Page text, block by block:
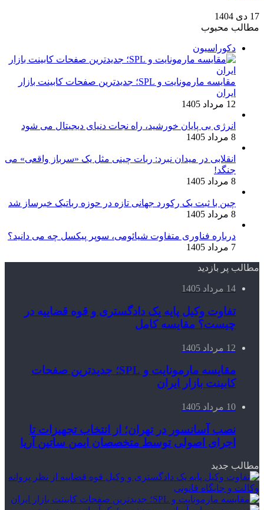
17 دی 1404
مطالب محبوب
دکوراسیون
مقایسه مارمونایت و SPL؛ جدیدترین صفحات کابینت بازار
ایران
12 مرداد 1405
انرژی بی‌ پایان خورشید، راه نجات دنیای دیجیتال می شود
8 مرداد 1405
انقلابی در میدان نبرد: ربات چینی مثل یک «سرباز واقعی» می‌
جنگد!
8 مرداد 1405
چین با ثبت یک رکورد جهانی تازه در حوزه رباتیک خبرساز شد
8 مرداد 1405
درباره فناوری متفاوت شیائومی، سوپر پیکسل چه می دانید؟
7 مرداد 1405
مطالب پر بازدید
14 مرداد 1405
تفاوت وکیل پایه یک دادگستری و قوه قضاییه در
چیست؟ مقایسه کامل
12 مرداد 1405
مقایسه مارمونایت و SPL؛ جدیدترین صفحات
کابینت بازار ایران
10 مرداد 1405
نصب آسانسور در تهران؛ از انتخاب تجهیزات تا
اجرای اصولی توسط متخصصان ایمن ساتین آریا
مطالب جدید